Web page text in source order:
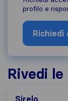
profilo e
Richiedi
Rivedi
Sirelo